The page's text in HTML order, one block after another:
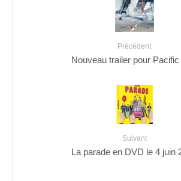
Précédent
Nouveau trailer pour
Suivant
La parade en DVD le 4 juin